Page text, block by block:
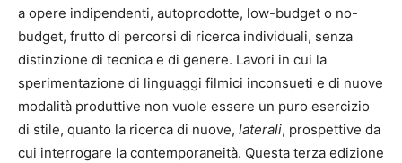
a opere indipendenti, autoprodotte, low-budget o no-
budget, frutto di percorsi di ricerca individuali, senza
distinzione di tecnica e di genere. Lavori in cui la
sperimentazione di linguaggi filmici inconsueti e di nuove
modalità produttive non vuole essere un puro esercizio
di stile, quanto la ricerca di nuove, laterali, prospettive da
cui interrogare la contemporaneità. Questa terza edizione